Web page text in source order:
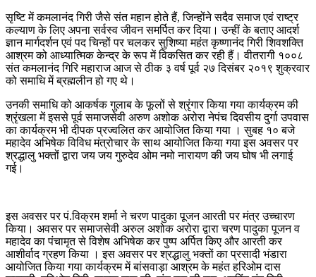
सृष्टि में कमलानंद गिरी जैसे संत महान होते हैं, जिन्होंने सदैव समाज एवं राष्ट्र
कल्याण के लिए अपना सर्वस्व जीवन समर्पित कर दिया। उन्हीं के बताए आदर्श
ज्ञान मार्गदर्शन एवं पद चिन्हों पर चलकर सुशिष्या महंत कृष्णानंद गिरी शिवशक्ति
आश्रम को आध्यात्मिक केन्द्र के रूप में विकसित कर रही हैं। वीतरागी १००८
संत कमलानंद गिरि महाराज आज से ठीक ३ वर्ष पूर्व २७ दिसंबर २०१९ शुक्रवार
को समाधि में ब्रह्मलीन हो गए थे।
उनकी समाधि को आकर्षक गुलाब के फूलों से श्रृंगार किया गया कार्यक्रम की
श्रृंखला में इससे पूर्व समाजसेवी अरुण अशोक अरोरा नेपंच दिवसीय दुर्गा उपवास
का कार्यक्रम भी दीपक प्रज्वलित कर आयोजित किया गया । सुबह १० बजे
महादेव अभिषेक विविध मंत्रोचार के साथ आयोजित किया गया इस अवसर पर
श्रद्धालु भक्तों द्वारा जय जय गुरुदेव ओम नमो नारायण की जय घोष भी लगाई
गई।
इस अवसर पर पं.विक्रम शर्मा ने चरण पादुका पूजन आरती पर मंत्र उच्चारण
किया। अवसर पर समाजसेवी अरुल अशोक अरोरा द्वारा चरण पादुका पूजन व
महादेव का पंचामृत से विशेष अभिषेक कर पुष्प अर्पित किए और आरती कर
आशीर्वाद ग्रहण किया । इस अवसर पर श्रद्धालु भक्तों का प्रसादी भंडारा
आयोजित किया गया कार्यक्रम में बांसवाड़ा आश्रम के महंत हरिओम दास